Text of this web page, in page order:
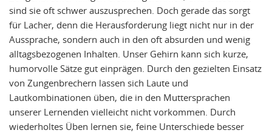
sind sie oft schwer auszusprechen. Doch gerade das sorgt
für Lacher, denn die Herausforderung liegt nicht nur in der
Aussprache, sondern auch in den oft absurden und wenig
alltagsbezogenen Inhalten. Unser Gehirn kann sich kurze,
humorvolle Sätze gut einprägen. Durch den gezielten Einsatz
von Zungenbrechern lassen sich Laute und
Lautkombinationen üben, die in den Muttersprachen
unserer Lernenden vielleicht nicht vorkommen. Durch
wiederholtes Üben lernen sie, feine Unterschiede besser